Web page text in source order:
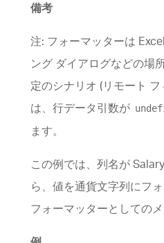
備考
注: フォーマッターは
ング ダイアログなどの場
定のシナリオ (リモート
は、行データ引数が
ます。
この例では、列名が
ら、値を通貨文字列にフ
フォーマッターとしての